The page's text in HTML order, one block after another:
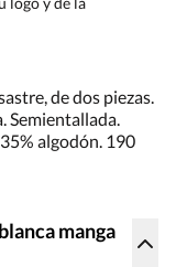
de dos piezas.
Semientallada.
algodón. 190
manga